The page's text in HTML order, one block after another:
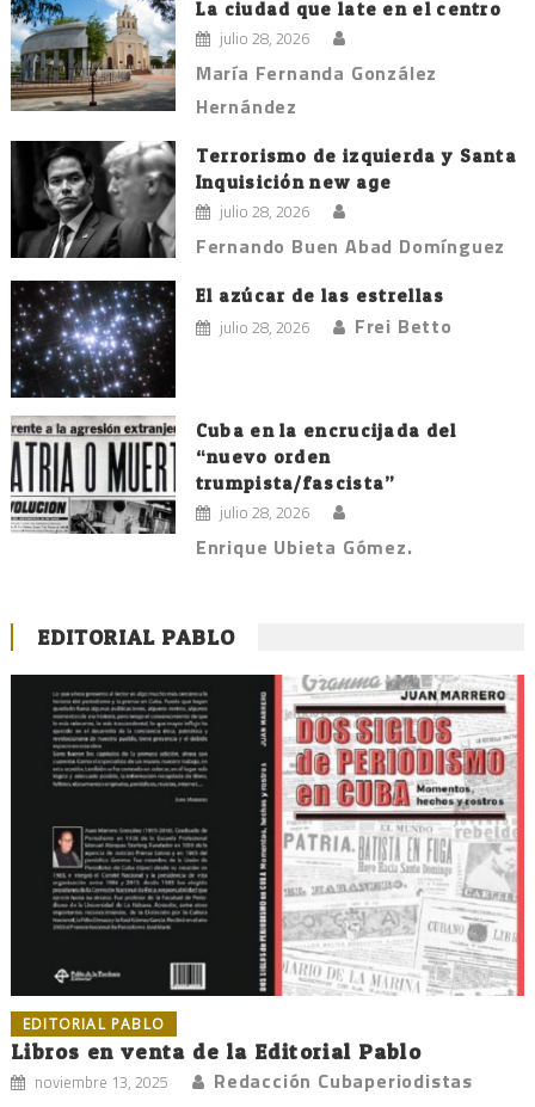
La ciudad que late en el centro
julio 28, 2026
María Fernanda González
Hernández
Terrorismo de izquierda y Santa
Inquisición new age
julio 28, 2026
Fernando Buen Abad Domínguez
El azúcar de las estrellas
julio 28, 2026 Frei Betto
Cuba en la encrucijada del
“nuevo orden
trumpista/fascista”
julio 28, 2026
Enrique Ubieta Gómez.
EDITORIAL PABLO
EDITORIAL PABLO
Libros en venta de la Editorial Pablo
noviembre 13, 2025 Redacción Cubaperiodistas